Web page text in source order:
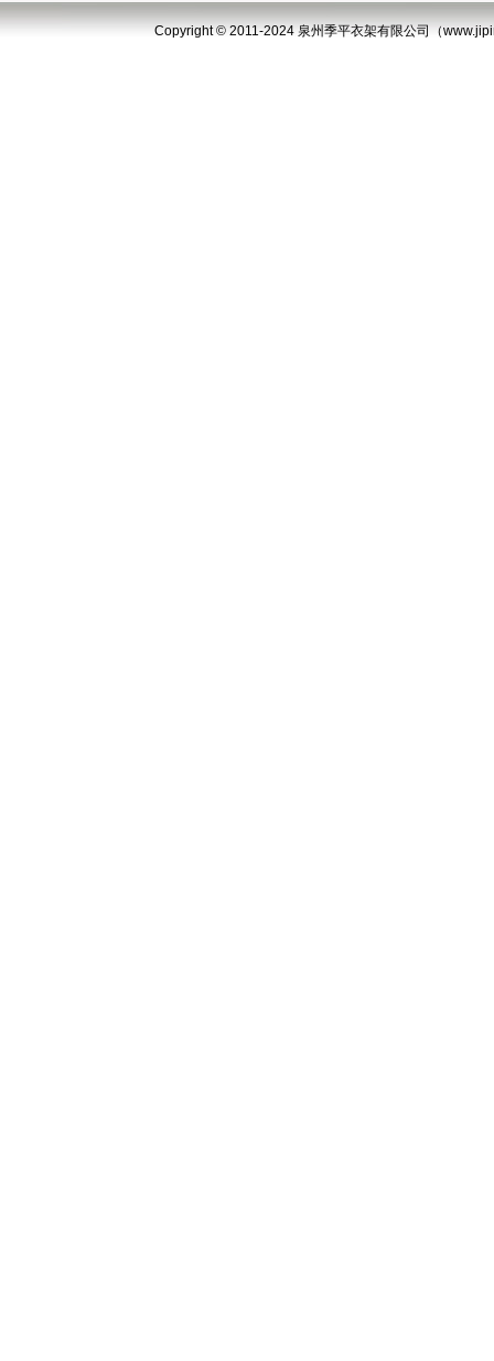
Copyright © 2011-2024 泉州季平衣架有限公司（